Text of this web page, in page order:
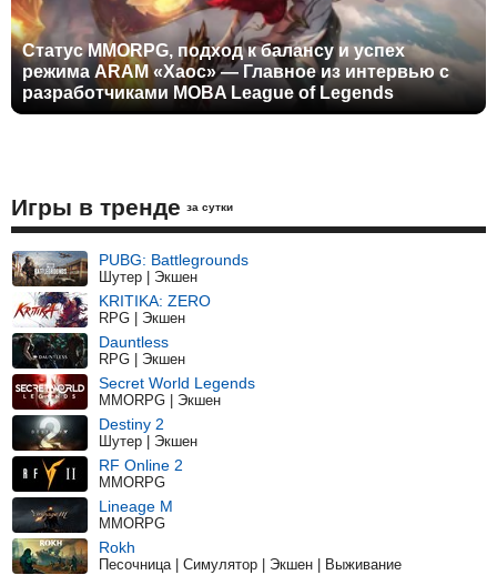
Статус MMORPG, подход к балансу и успех
режима ARAM «Хаос» — Главное из интервью с
разработчиками MOBA League of Legends
Игры в тренде за сутки
PUBG: Battlegrounds
Шутер | Экшен
KRITIKA: ZERO
RPG | Экшен
Dauntless
RPG | Экшен
Secret World Legends
MMORPG | Экшен
Destiny 2
Шутер | Экшен
RF Online 2
MMORPG
Lineage M
MMORPG
Rokh
Песочница | Симулятор | Экшен | Выживание